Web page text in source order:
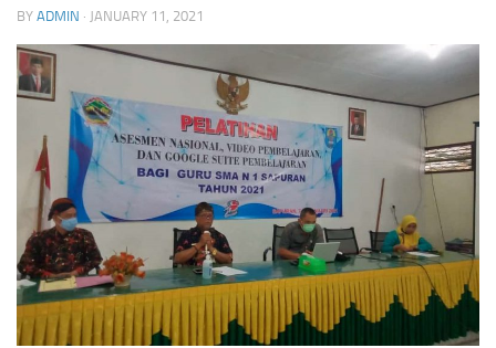
BY ADMIN · JANUARY 11, 2021